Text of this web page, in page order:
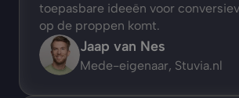
toepasbare ideeën voor
op de proppen komt.
Jaap van Nes
Mede-eigenaar, Stuvia.nl